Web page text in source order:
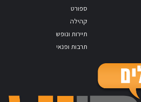
ספורט
קהילה
תיירות ונופש
תרבות ופנאי